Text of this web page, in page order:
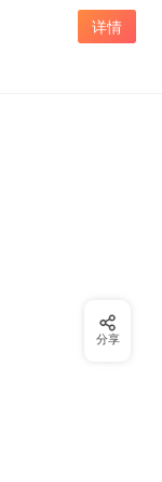
详情
分享